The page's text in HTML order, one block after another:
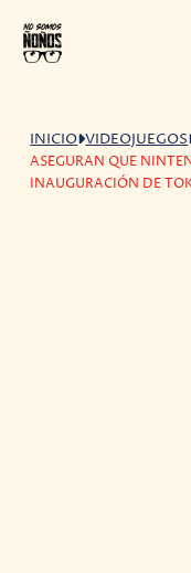
INICIO VIDEOJUEGOS
ASEGURAN QUE
INAUGURACIÓN DE